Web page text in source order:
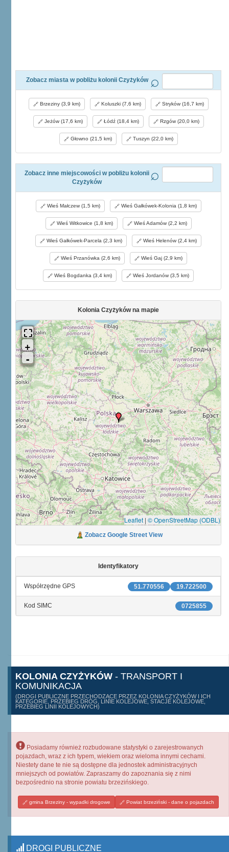
Zobacz miasta w pobliżu kolonii Czyżyków
Brzeziny (3,9 km) Koluszki (7,6 km) Stryków (16,7 km)
Jeżów (17,6 km) Łódź (18,4 km) Rzgów (20,0 km)
Głowno (21,5 km) Tuszyn (22,0 km)
Zobacz inne miejscowości w pobliżu kolonii
Czyżyków
Wieś Małczew (1,5 km) Wieś Gałkówek-Kolonia (1,8 km)
Wieś Witkowice (1,8 km) Wieś Adamów (2,2 km)
Wieś Gałkówek-Parcela (2,3 km) Wieś Helenów (2,4 km)
Wieś Przanówka (2,6 km) Wieś Gaj (2,9 km)
Wieś Bogdanka (3,4 km) Wieś Jordanów (3,5 km)
Kolonia Czyżyków na mapie
Leaflet | © OpenStreetMap (ODBL)
Zobacz Google Street View
Identyfikatory
19.722500
51.770556
Współrzędne GPS
0725855
Kod SIMC
KOLONIA CZYŻYKÓW - TRANSPORT I
KOMUNIKACJA
(DROGI PUBLICZNE PRZECHODZĄCE PRZEZ KOLONIA CZYŻYKÓW I ICH
KATEGORIE, PRZEBIEG DRÓG, LINIE KOLEJOWE, STACJE KOLEJOWE,
PRZEBIEG LINII KOLEJOWYCH)
Posiadamy również rozbudowane statystyki o zarejestrowanych
pojazdach, wraz z ich typem, wiekiem oraz wieloma innymi cechami.
Niestety dane te nie są dostępne dla jednostek administracyjnych
mniejszych od powiatów. Zapraszamy do zapoznania się z nimi
bezpośrednio na stronie powiatu brzezińskiego.
gmina Brzeziny - wypadki drogowe Powiat brzeziński - dane o pojazdach
DROGI PUBLICZNE